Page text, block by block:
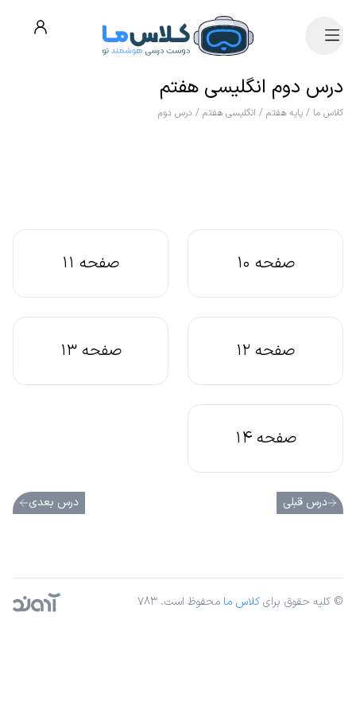
درس دوم انگلیسی هفتم
کلاس ما / پایه هفتم / انگلیسی هفتم / درس دوم
صفحه 10 صفحه 11
صفحه 12 صفحه 13
صفحه 14
درس قبلی درس بعدی
© کلیه حقوق برایکلاس ما محفوظ است. ۷۸۳